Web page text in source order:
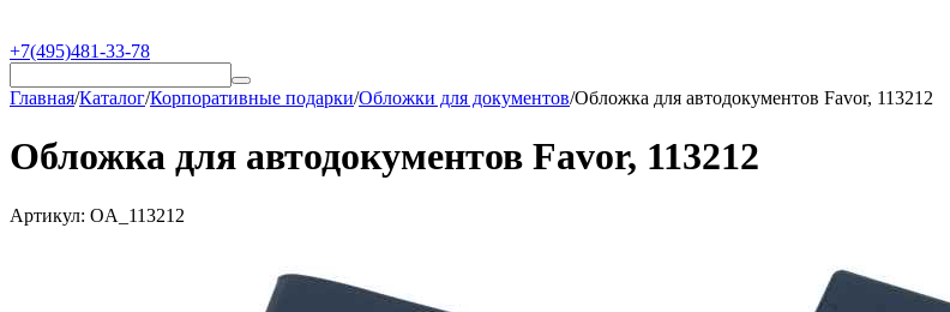
+7(495)481-33-78
Главная/Каталог/Корпоративные подарки/Обложки для документов/Обложка для автодокументов Favor, 113212
Обложка для автодокументов Favor, 113212
Артикул: OA_113212